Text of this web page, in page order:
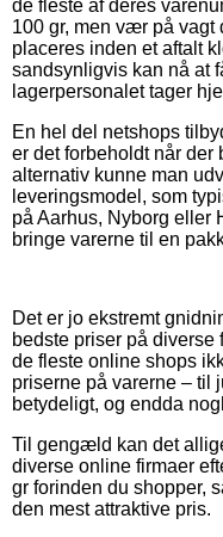
de fleste af deres
100 gr, men vær på vagt
placeres inden et aftalt
sandsynligvis kan nå at
lagerpersonalet tager
En hel del netshops
er det forbeholdt når der
alternativ kunne man
leveringsmodel, som
på Aarhus, Nyborg eller
bringe varerne til en
Det er jo ekstremt
bedste priser på diverse
de fleste online shops
priserne på varerne – til
betydeligt, og endda
Til gengæld kan det
diverse online firmaer
gr forinden du shopper,
den mest attraktive pris.